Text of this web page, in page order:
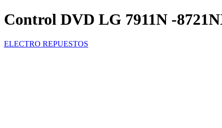
Control DVD LG 7911N -
ELECTRO REPUESTOS